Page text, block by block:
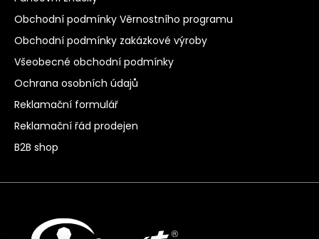
Obchodní podmínky Věrnostního programu
Obchodní podmínky zakázkové výroby
Všeobecné obchodní podmínky
Ochrana osobních údajů
Reklamační formulář
Reklamační řád prodejen
B2B shop